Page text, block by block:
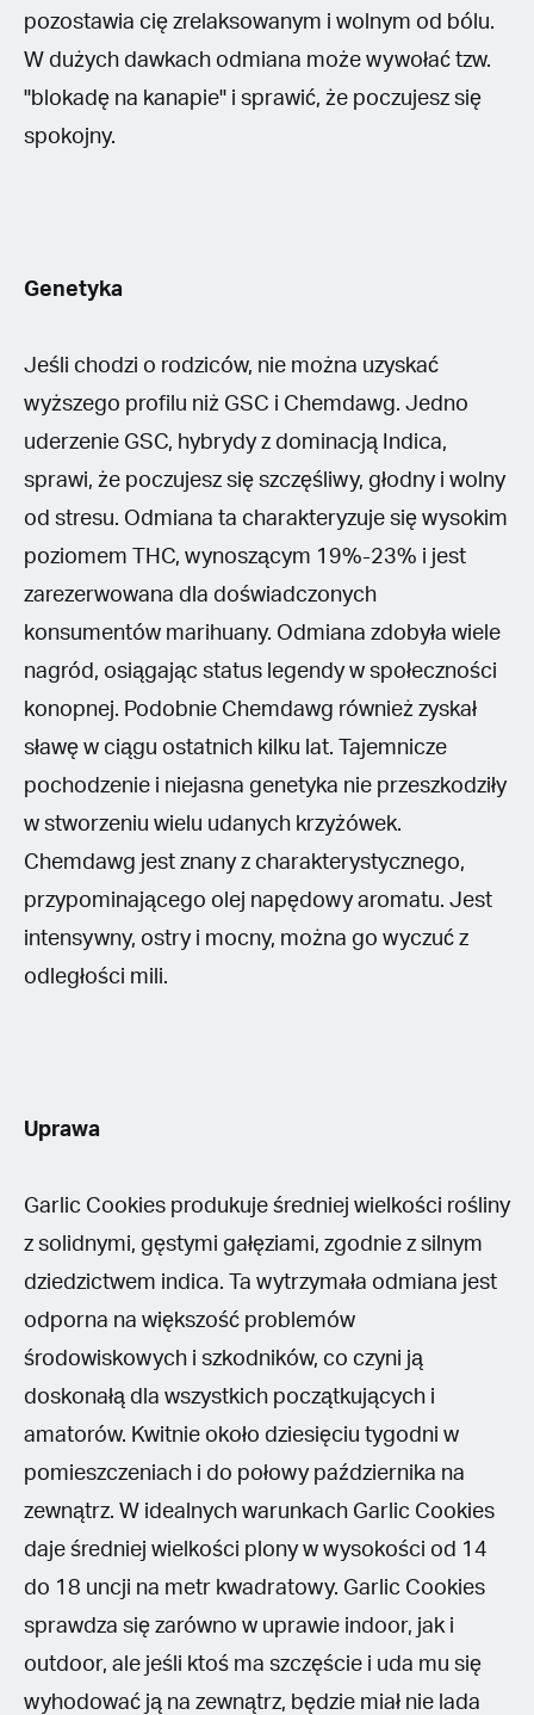
pozostawia cię zrelaksowanym i wolnym od bólu.
W dużych dawkach odmiana może wywołać tzw.
"blokadę na kanapie" i sprawić, że poczujesz się
spokojny.
Genetyka
Jeśli chodzi o rodziców, nie można uzyskać
wyższego profilu niż GSC i Chemdawg. Jedno
uderzenie GSC, hybrydy z dominacją Indica,
sprawi, że poczujesz się szczęśliwy, głodny i wolny
od stresu. Odmiana ta charakteryzuje się wysokim
poziomem THC, wynoszącym 19%-23% i jest
zarezerwowana dla doświadczonych
konsumentów marihuany. Odmiana zdobyła wiele
nagród, osiągając status legendy w społeczności
konopnej. Podobnie Chemdawg również zyskał
sławę w ciągu ostatnich kilku lat. Tajemnicze
pochodzenie i niejasna genetyka nie przeszkodziły
w stworzeniu wielu udanych krzyżówek.
Chemdawg jest znany z charakterystycznego,
przypominającego olej napędowy aromatu. Jest
intensywny, ostry i mocny, można go wyczuć z
odległości mili.
Uprawa
Garlic Cookies produkuje średniej wielkości rośliny
z solidnymi, gęstymi gałęziami, zgodnie z silnym
dziedzictwem indica. Ta wytrzymała odmiana jest
odporna na większość problemów
środowiskowych i szkodników, co czyni ją
doskonałą dla wszystkich początkujących i
amatorów. Kwitnie około dziesięciu tygodni w
pomieszczeniach i do połowy października na
zewnątrz. W idealnych warunkach Garlic Cookies
daje średniej wielkości plony w wysokości od 14
do 18 uncji na metr kwadratowy. Garlic Cookies
sprawdza się zarówno w uprawie indoor, jak i
outdoor, ale jeśli ktoś ma szczęście i uda mu się
wyhodować ją na zewnątrz, będzie miał nie lada